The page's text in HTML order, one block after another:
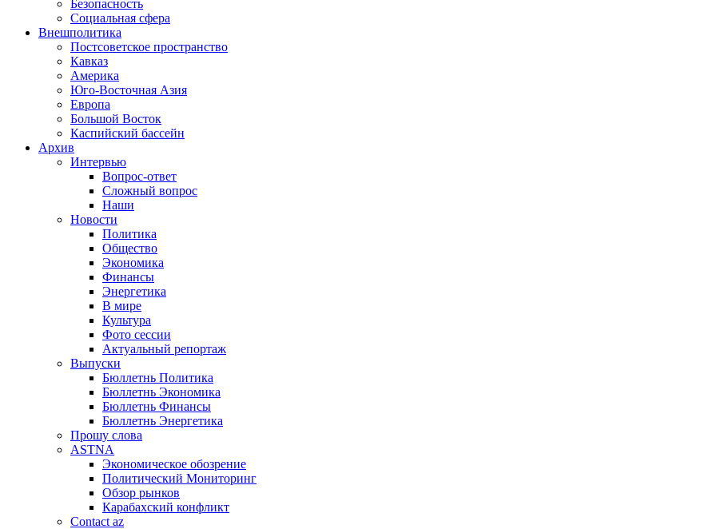
Безопасность
Социальная сфера
Внешполитика
Постсоветское пространство
Кавказ
Америка
Юго-Восточная Азия
Европа
Большой Восток
Каспийский бассейн
Архив
Интервью
Вопрос-ответ
Сложный вопрос
Наши
Новости
Политика
Общество
Экономика
Финансы
Энергетика
В мире
Культура
Фото сессии
Актуальный репортаж
Выпуски
Бюллетнь Политика
Бюллетнь Экономика
Бюллетнь Финансы
Бюллетнь Энергетика
Прошу слова
ASTNA
Экономическое обозрение
Политический Мониторинг
Обзор рынков
Карабахский конфликт
Contact az